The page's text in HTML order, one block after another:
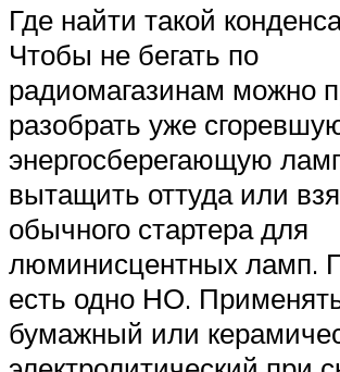
Где найти такой
Чтобы не бегать по
радиомагазинам можно
разобрать уже
энергосберегающую
вытащить оттуда или
обычного стартера для
люминисцентных ламп.
есть одно НО.
бумажный или